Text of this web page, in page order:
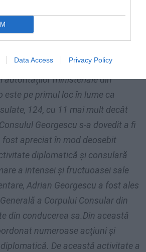
Data Access Privacy Policy
în dificultate. Acesta a ştiut, de
cu stil şi eleganţă, în fața
consolidând printre altele relaţiile
dintre cele două comunităţi.
autorităţilor ministeriale din
este pe primul loc în lume ca
124, cu 11 mai mult decât
Georgescu s-a dovedit a fi
apreciat în mod deosebit
diplomatică şi consulară
a intensei și fructuoasei sale
Adrian Georgescu a fost ales
a Corpului Consular din
din conducerea sa.Din această
numeroase acţiuni şi
De această activitate a